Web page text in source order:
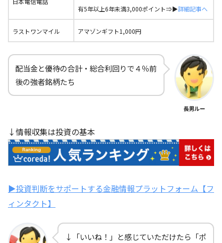
有5年以上6年未満3,000ポイント⇒▶詳細記事へ
ラストワンマイル アマゾンギフト1,000円
配当金と優待の合計・総合利回りで４％前
後の強者銘柄たち
長男ルー
↓情報収集は投資の基本
▶投資判断をサポートする金融情報プラットフォーム【フ
ィンタクト】
↓「いいね！」と感じていただけたら「ポ